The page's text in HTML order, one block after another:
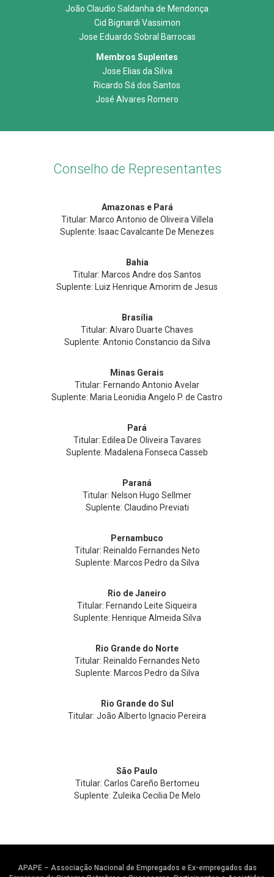
João Claudio Saldanha de Mendonça
Cid Bignardi Vassimon
Jose Eduardo Sobral Barrocas
Membros Suplentes
Jose Elias da Silva
Ricardo Sá dos Santos
José Alvares Romero
Conselho de Representantes
Amazonas e Pará
Titular: Marco Antonio de Oliveira Villela
Suplente: Isaac Cavalcante De Menezes
Bahia
Titular: Marcos Andre dos Santos
Suplente: Luiz Henrique Amorim de Jesus
Brasília
Titular: Alvaro Duarte Chaves
Suplente: Antonio Constancio da Silva
Minas Gerais
Titular: Fernando Antonio Avelar
Suplente: Maria Leonidia Angelo P. de Castro
Pará
Titular: Edilea De Oliveira Tavares
Suplente: Madalena Fonseca Casseb
Paraná
Titular: Nelson Hugo Sellmer
Suplente: Claudino Previati
Pernambuco
Titular: Reinaldo Fernandes Neto
Suplente: Marcos Pedro da Silva
Rio de Janeiro
Titular: Fernando Leite Siqueira
Suplente: Henrique Almeida Silva
Rio Grande do Norte
Titular: Reinaldo Fernandes Neto
Suplente: Marcos Pedro da Silva
Rio Grande do Sul
Titular: João Alberto Ignacio Pereira
São Paulo
Titular: Carlos Careño Bertomeu
Suplente: Zuleika Cecilia De Melo
APAPE – Associação Nacional de Empregados e Ex-empregados das